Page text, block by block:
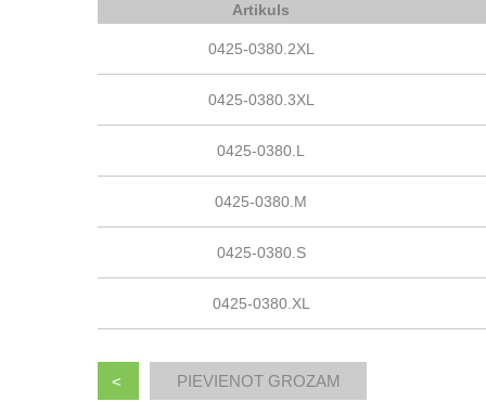
Artikuls
0425-0380.2XL
0425-0380.3XL
0425-0380.L
0425-0380.M
0425-0380.S
0425-0380.XL
<